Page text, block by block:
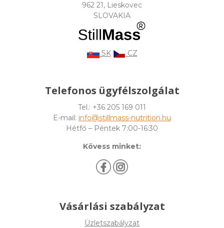
962 21, Lieskovec
SLOVAKIA
SK CZ
Telefonos ügyfélszolgálat
Tel.: +36 205 169 011
E-mail: info@stillmass-nutrition.hu
Hétfő – Péntek 7:00-16:30
Kövess minket:
Vásárlási szabályzat
Üzletszabályzat